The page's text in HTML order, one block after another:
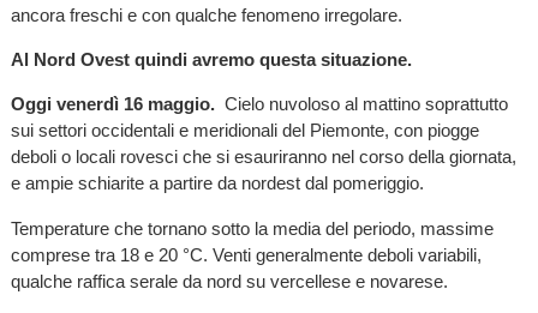
ancora freschi e con qualche fenomeno irregolare.
Al Nord Ovest quindi avremo questa situazione.
Oggi venerdì 16 maggio. Cielo nuvoloso al mattino soprattutto
sui settori occidentali e meridionali del Piemonte, con piogge
deboli o locali rovesci che si esauriranno nel corso della giornata,
e ampie schiarite a partire da nordest dal pomeriggio.
Temperature che tornano sotto la media del periodo, massime
comprese tra 18 e 20 °C. Venti generalmente deboli variabili,
qualche raffica serale da nord su vercellese e novarese.